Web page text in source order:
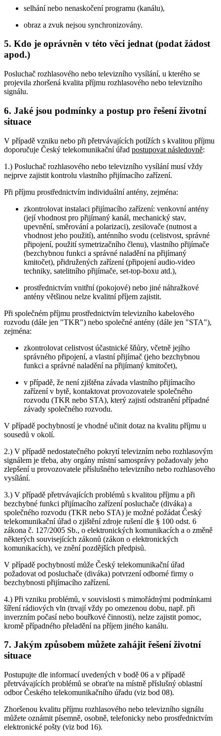
selhání nebo nenaskočení programu (kanálu),
obraz a zvuk nejsou synchronizovány.
5. Kdo je oprávněn v této věci jednat (podat žádost
apod.)
Posluchač rozhlasového nebo televizního vysílání, u kterého se
projevila zhoršená kvalita příjmu rozhlasového nebo televizního
signálu.
6. Jaké jsou podmínky a postup pro řešení životní
situace
V případě vzniku nebo při přetrvávajících potížích s kvalitou příjmu
doporučuje Český telekomunikační úřad postupovat následovně:
1.) Posluchač rozhlasového nebo televizního vysílání musí vždy
nejprve zajistit kontrolu vlastního přijímacího zařízení.
Při příjmu prostřednictvím individuální antény, zejména:
zkontrolovat instalaci přijímacího zařízení: venkovní antény
(její vhodnost pro přijímaný kanál, mechanický stav,
upevnění, směrování a polarizaci), zesilovače (nutnost a
vhodnost jeho použití), anténního svodu (celistvost, správné
připojení, použití symetrizačního členu), vlastního přijímače
(bezchybnou funkci a správné naladění na přijímaný
kmitočet), přidružených zařízení (připojení audio-video
techniky, satelitního přijímače, set-top-boxu atd.),
prostřednictvím vnitřní (pokojové) nebo jiné náhražkové
antény většinou nelze kvalitní příjem zajistit.
Při společném příjmu prostřednictvím televizního kabelového
rozvodu (dále jen "TKR") nebo společné antény (dále jen "STA"),
zejména:
zkontrolovat celistvost účastnické šňůry, včetně jejího
správného připojení, a vlastní přijímač (jeho bezchybnou
funkci a správné naladění na přijímaný kmitočet),
v případě, že není zjištěna závada vlastního přijímacího
zařízení v bytě, kontaktovat provozovatele společného
rozvodu (TKR nebo STA), který zajistí odstranění případné
závady společného rozvodu.
V případě pochybností je vhodné učinit dotaz na kvalitu příjmu u
sousedů v okolí.
2.) V případě nedostatečného pokrytí televizním nebo rozhlasovým
signálem je třeba, aby orgány místní samosprávy požadovaly jeho
zlepšení u provozovatele příslušného televizního nebo rozhlasového
vysílání.
3.) V případě přetrvávajících problémů s kvalitou příjmu a při
bezchybné funkci přijímacího zařízení posluchače (diváka) a
společného rozvodu (TKR nebo STA) je možné požádat Český
telekomunikační úřad o zjištění zdroje rušení dle § 100 odst. 6
zákona č. 127/2005 Sb., o elektronických komunikacích a o změně
některých souvisejících zákonů (zákon o elektronických
komunikacích), ve znění pozdějších předpisů.
V případě pochybností může Český telekomunikační úřad
požadovat od posluchače (diváka) potvrzení odborné firmy o
bezchybnosti přijímacího zařízení.
4.) Při vzniku problémů, v souvislosti s mimořádnými podmínkami
šíření rádiových vln (trvají vždy po omezenou dobu, např. při
inverzním počasí nebo bouřkové činnosti), nelze zajistit pomoc,
kromě případného přeladění na příjem jiného kanálu.
7. Jakým způsobem můžete zahájit řešení životní
situace
Postupujte dle informací uvedených v bodě 06 a v případě
přetrvávajících problémů se obraťte na místně příslušný oblastní
odbor Českého telekomunikačního úřadu (viz bod 08).
Zhoršenou kvalitu příjmu rozhlasového nebo televizního signálu
můžete oznámit písemně, osobně, telefonicky nebo prostřednictvím
elektronické pošty (viz bod 16).